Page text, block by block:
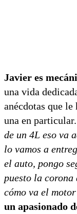
Javier es
una vida
anécdotas que le
una en
de un 4L eso va
lo vamos a
el auto, pongo
puesto la corona
cómo va el
un apasionado